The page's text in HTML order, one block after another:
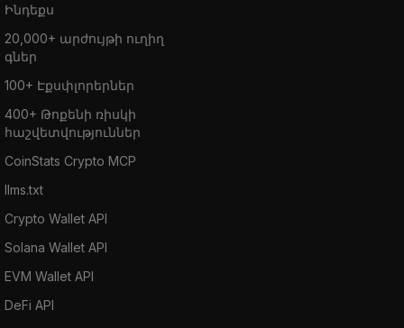
Ինդեքս
20,000+ արժույթի ուղիղ
գներ
100+ Էքսփլորերներ
400+ Թոքենի ռիսկի
հաշվետվություններ
CoinStats Crypto MCP
llms.txt
Crypto Wallet API
Solana Wallet API
EVM Wallet API
DeFi API